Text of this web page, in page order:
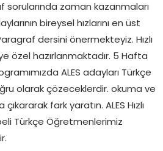
sorularında zaman kazanmaları
bireysel hızlarını en üst
dersini önermekteyiz. Hızlı
özel hazırlanmaktadır. 5 Hafta
ALES adayları Türkçe
olarak çözeceklerdir. okuma ve
çıkararak fark yaratın. ALES Hızlı
Türkçe Öğretmenlerimiz